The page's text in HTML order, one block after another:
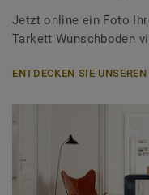
Jetzt online ein Foto
Tarkett Wunschboden
ENTDECKEN SIE